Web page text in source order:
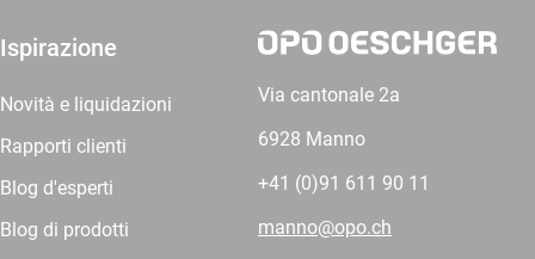
Ispirazione
Novità e liquidazioni
Rapporti clienti
Blog d'esperti
Blog di prodotti
Via cantonale 2a
6928 Manno
+41 (0)91 611 90 11
manno@opo.ch